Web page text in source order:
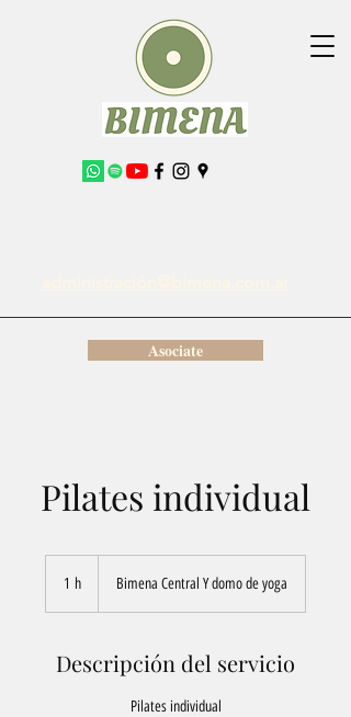
Asociate
Pilates individual
1 h Bimena Central Y domo de yoga
Descripción del servicio
Pilates individual